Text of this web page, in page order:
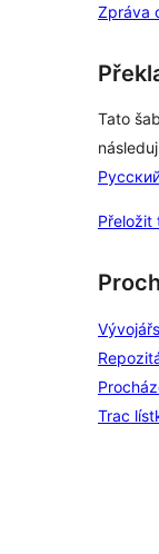
Zpráva
Tato
Přeložit
Trac